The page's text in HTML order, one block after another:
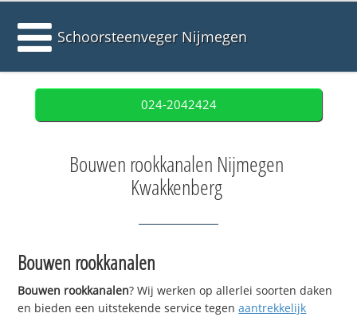
Schoorsteenveger Nijmegen
024-2042424
Bouwen rookkanalen Nijmegen
Kwakkenberg
Bouwen rookkanalen
Bouwen rookkanalen? Wij werken op allerlei soorten daken
en bieden een uitstekende service tegenaantrekkelijk